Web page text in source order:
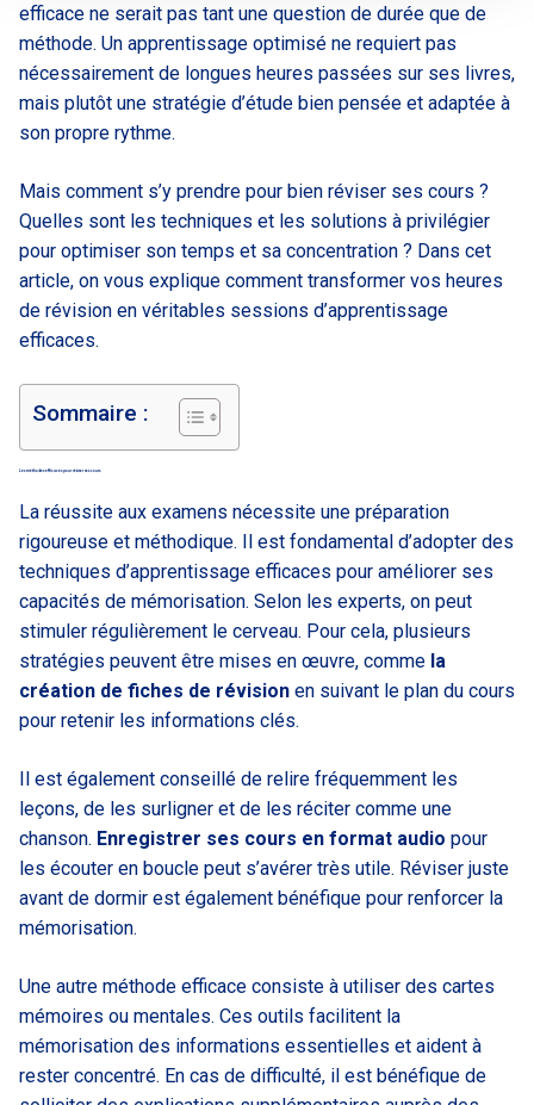
efficace ne serait pas tant une question de durée que de
méthode. Un apprentissage optimisé ne requiert pas
nécessairement de longues heures passées sur ses livres,
mais plutôt une stratégie d’étude bien pensée et adaptée à
son propre rythme.
Mais comment s’y prendre pour bien réviser ses cours ?
Quelles sont les techniques et les solutions à privilégier
pour optimiser son temps et sa concentration ? Dans cet
article, on vous explique comment transformer vos heures
de révision en véritables sessions d’apprentissage
efficaces.
Sommaire :
Les méthodes efficaces pour réviser ses cours
La réussite aux examens nécessite une préparation
rigoureuse et méthodique. Il est fondamental d’adopter des
techniques d’apprentissage efficaces pour améliorer ses
capacités de mémorisation. Selon les experts, on peut
stimuler régulièrement le cerveau. Pour cela, plusieurs
stratégies peuvent être mises en œuvre, comme la
création de fiches de révision en suivant le plan du cours
pour retenir les informations clés.
Il est également conseillé de relire fréquemment les
leçons, de les surligner et de les réciter comme une
chanson. Enregistrer ses cours en format audio pour
les écouter en boucle peut s’avérer très utile. Réviser juste
avant de dormir est également bénéfique pour renforcer la
mémorisation.
Une autre méthode efficace consiste à utiliser des cartes
mémoires ou mentales. Ces outils facilitent la
mémorisation des informations essentielles et aident à
rester concentré. En cas de difficulté, il est bénéfique de